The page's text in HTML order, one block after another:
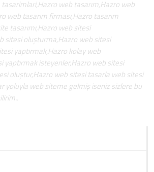
tasarimlari,Hazro web tasarım,Hazro web
web tasarım firması,Hazro tasarım
tasarımı,Hazro web sitesi
sitesi oluşturma,Hazro web sitesi
yaptırmak,Hazro kolay web
yaptırmak isteyenler,Hazro web sitesi
oluştur,Hazro web sitesi tasarla web sitesi
yoluyla web siteme gelmiş iseniz sizlere bu